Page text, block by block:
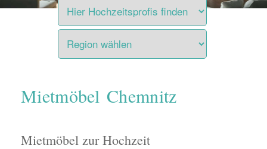
Mietmöbel Chemnitz
Mietmöbel zur Hochzeit